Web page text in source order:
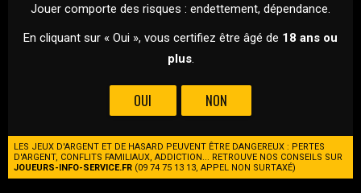
ALIASSIME
JANNIK SINNER AFFRONTE LE CANADIEN FÉLIX AUGER
ALIASSIME.
Duel de la Next-Gen pour cette rencontre. Deux joueurs qui
ont déjà montré de belles choses pour leur jeune âge, mais
Sinner semble quand même le plus constant et régulier.
Jouer comporte des risques : endettement, dépendance.
En cliquant sur « Oui », vous certifiez être âgé de 18 ans ou
plus.
OUI NON
LES JEUX D'ARGENT ET DE HASARD PEUVENT ÊTRE DANGEREUX : PERTES
D'ARGENT, CONFLITS FAMILIAUX, ADDICTION... RETROUVE NOS CONSEILS SUR
JOUEURS-INFO-SERVICE.FR (09 74 75 13 13, APPEL NON SURTAXÉ)